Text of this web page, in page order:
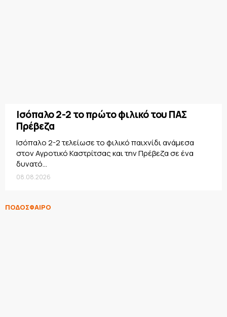
Ισόπαλο 2-2 το πρώτο φιλικό του ΠΑΣ
Πρέβεζα
Ισόπαλο 2-2 τελείωσε το φιλικό παιχνίδι ανάμεσα
στον Αγροτικό Καστρίτσας και την Πρέβεζα σε ένα
δυνατό...
08.08.2026
ΠΟΔΟΣΦΑΙΡΟ